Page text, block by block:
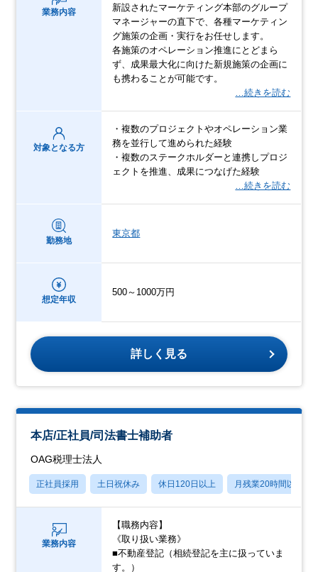
業務内容
新設されたマーケティング本部のグループ
マネージャーの直下で、各種マーケティン
グ施策の企画・実行をお任せします。
各施策のオペレーション推進にとどまら
ず、成果最大化に向けた新規施策の企画に
も携わることが可能です。
…続きを読む
対象となる方
・複数のプロジェクトやオペレーション業
務を並行して進められた経験
・複数のステークホルダーと連携しプロジ
ェクトを推進、成果につなげた経験
…続きを読む
勤務地
東京都
想定年収
500～1000万円
詳しく見る
本店/正社員/司法書士補助者
OAG税理士法人
正社員採用 土日祝休み 休日120日以上 月残業20時間以内
業務内容
【職務内容】
《取り扱い業務》
■不動産登記（相続登記を主に扱っていま
す。）